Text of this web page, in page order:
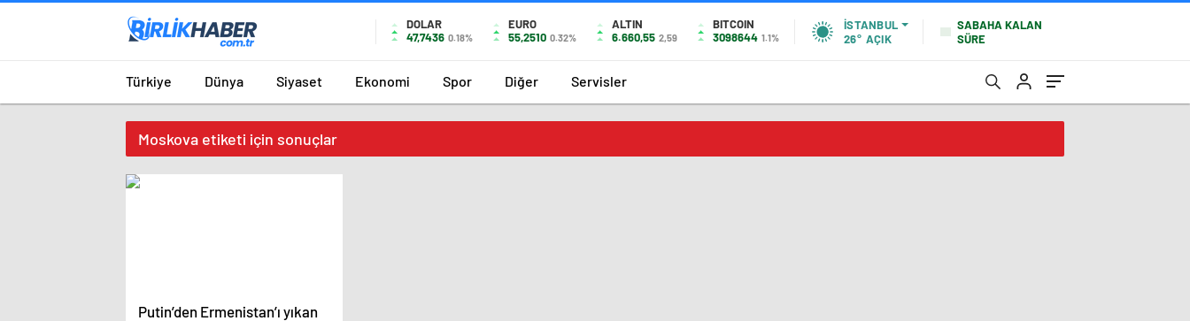
DOLAR
47,7436 0.18%
EURO
55,2510 0.32%
ALTIN
6.660,55 2,59
BITCOIN
3098644 1.1%
İSTANBUL
26° AÇIK
SABAHA KALAN
SÜRE
Türkiye Dünya Siyaset Ekonomi Spor Diğer Servisler
Moskova etiketi için sonuçlar
Putin’den Ermenistan’ı yıkan